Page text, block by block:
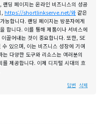
딩 페이지는 온라인 비즈니스의 성공
, https://shortlinkserve.net/와 같은
능합니다. 랜딩 페이지는 방문자에게
합니다. 이를 통해 제품이나 서비스에
끌어내는 것이 중요합니다. 또한, SE
있으며, 이는 비즈니스 성장에 기여
는 다양한 도구와 리소스는 여러분의
제공합니다. 이제 디지털 시대의 흐
답변 삭제